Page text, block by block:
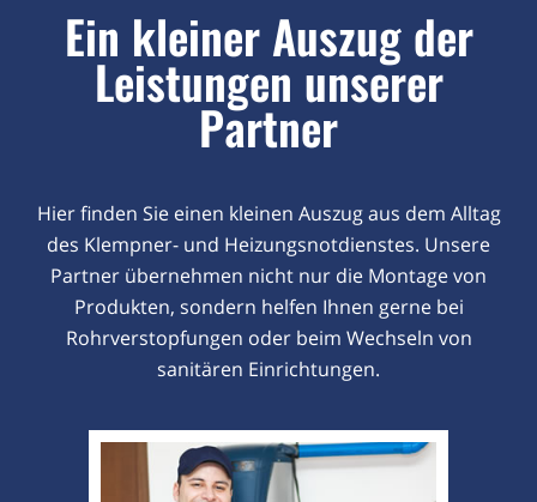
Ein kleiner Auszug der
Leistungen unserer
Partner
Hier finden Sie einen kleinen Auszug aus dem Alltag
des Klempner- und Heizungsnotdienstes. Unsere
Partner übernehmen nicht nur die Montage von
Produkten, sondern helfen Ihnen gerne bei
Rohrverstopfungen oder beim Wechseln von
sanitären Einrichtungen.